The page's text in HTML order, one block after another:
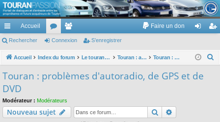
TouranPassion
Le forum des propriétaires ou futurs acquéreurs du Volkswagen Touran
cc
ès
pi
de
Accueil
or
u
e
m
Faire un don
ne nr
Rechercher Connexion S’enregistrer
Accueil Index du forum Le touran dans ses versions I (V1 V2 V3) et II ... Touran : autoradios et GPS Touran : problèmes d'autoradio, de GPS et de DVD
Touran : problèmes d'autoradio, de GPS et de
DVD
Modérateur : Modérateurs
Nouveau sujet Rechercher